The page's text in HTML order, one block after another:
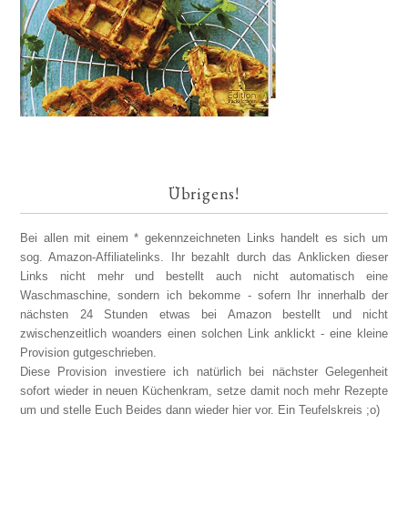
Übrigens!
Bei allen mit einem * gekennzeichneten Links handelt es sich um
sog. Amazon-Affiliatelinks. Ihr bezahlt durch das Anklicken dieser
Links nicht mehr und bestellt auch nicht automatisch eine
Waschmaschine, sondern ich bekomme - sofern Ihr innerhalb der
nächsten 24 Stunden etwas bei Amazon bestellt und nicht
zwischenzeitlich woanders einen solchen Link anklickt - eine kleine
Provision gutgeschrieben.
Diese Provision investiere ich natürlich bei nächster Gelegenheit
sofort wieder in neuen Küchenkram, setze damit noch mehr Rezepte
um und stelle Euch Beides dann wieder hier vor. Ein Teufelskreis ;o)